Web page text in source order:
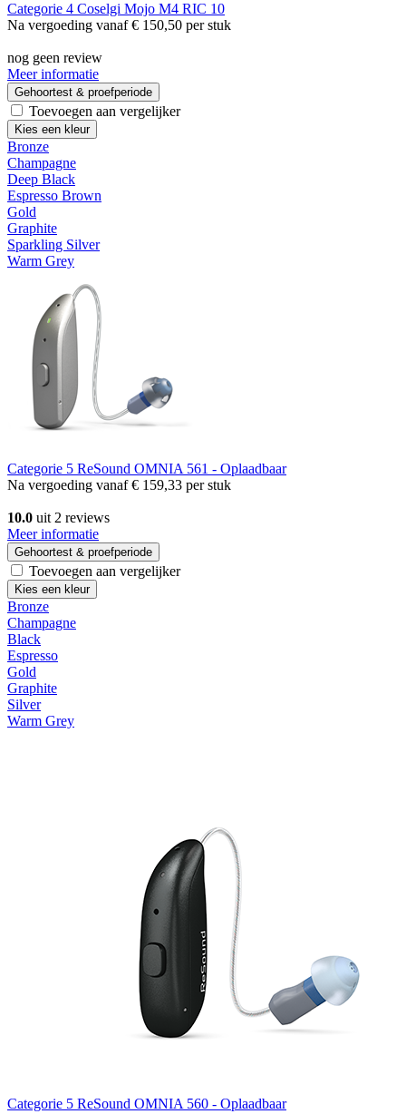
Categorie 4 Coselgi Mojo M4 RIC 10
Na vergoeding vanaf€ 150,50 per stuk
nog geen review
Meer informatie
Gehoortest & proefperiode
Toevoegen aan vergelijker
Kies een kleur
Bronze
Champagne
Deep Black
Espresso Brown
Gold
Graphite
Sparkling Silver
Warm Grey
Categorie 5 ReSound OMNIA 561 - Oplaadbaar
Na vergoeding vanaf€ 159,33 per stuk
10.0 uit 2 reviews
Meer informatie
Gehoortest & proefperiode
Toevoegen aan vergelijker
Kies een kleur
Bronze
Champagne
Black
Espresso
Gold
Graphite
Silver
Warm Grey
Categorie 5 ReSound OMNIA 560 - Oplaadbaar